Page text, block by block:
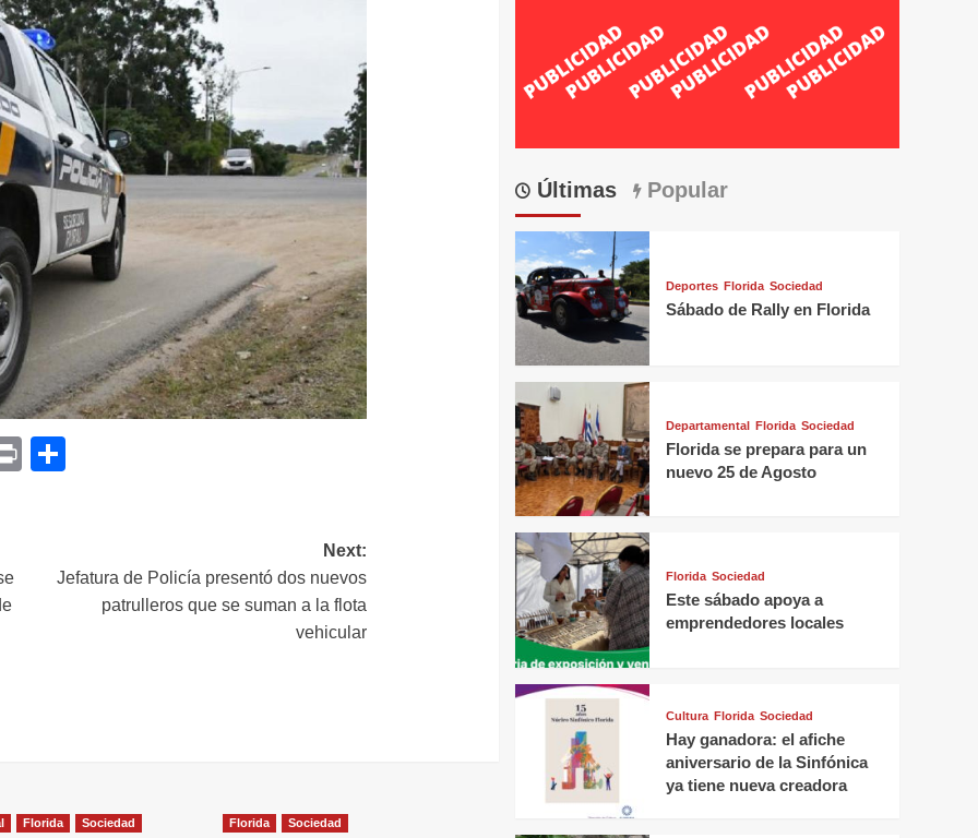
Print
Next:
Jefatura de Policía presentó dos nuevos
patrulleros que se suman a la flota
vehicular
Florida Sociedad Florida Sociedad
Últimas Popular
Deportes Florida Sociedad
Sábado de Rally en Florida
Departamental Florida Sociedad
Florida se prepara para un
nuevo 25 de Agosto
Florida Sociedad
Este sábado apoya a
emprendedores locales
Cultura Florida Sociedad
Hay ganadora: el afiche
aniversario de la Sinfónica
ya tiene nueva creadora